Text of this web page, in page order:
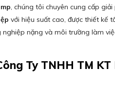
, chúng tôi chuyên cung cấp giải
với hiệu suất cao, được thiết kế
nặng và môi trường làm
Ty TNHH TM KT